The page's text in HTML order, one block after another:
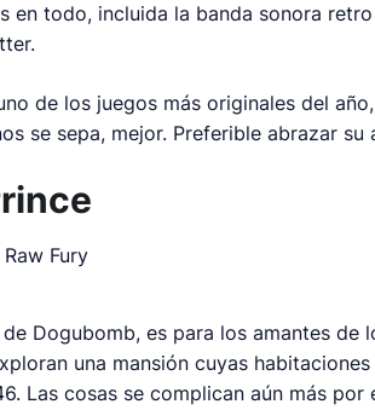
en todo, incluida la banda sonora
de los juegos más originales del
se sepa, mejor. Preferible abrazar
Fury
de Dogubomb, es para los amantes de
una mansión cuyas
Las cosas se complican aún más